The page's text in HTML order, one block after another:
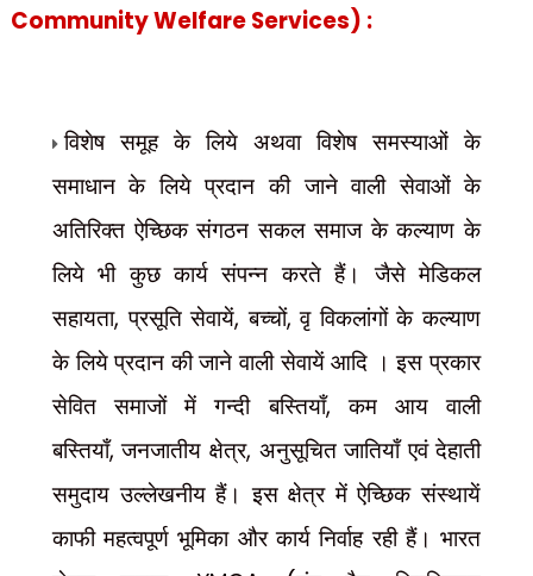
Community Welfare Services) :
विशेष समूह के लिये अथवा विशेष समस्याओं के
समाधान के लिये प्रदान की जाने वाली सेवाओं के
अतिरिक्त ऐच्छिक संगठन सकल समाज के कल्याण के
लिये भी कुछ कार्य संपन्न करते हैं। जैसे मेडिकल
सहायता,प्रसूति सेवायें,बच्चों,वृ विकलांगों के कल्याण
के लिये प्रदान की जाने वाली सेवायें आदि । इस प्रकार
सेवित समाजों में गन्दी बस्तियाँ,कम आय वाली
बस्तियाँ,जनजातीय क्षेत्र, अनुसूचित जातियाँ एवं देहाती
समुदाय उल्लेखनीय हैं। इस क्षेत्र में ऐच्छिक संस्थायें
काफी महत्वपूर्ण भूमिका और कार्य निर्वाह रही हैं। भारत